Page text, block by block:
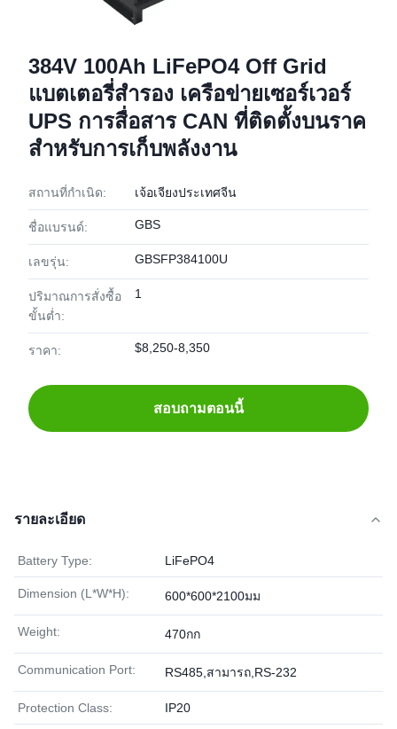
384V 100Ah LiFePO4 Off Grid
แบตเตอรี่สํารอง เครือข่ายเซอร์เวอร์
UPS การสื่อสาร CAN ที่ติดตั้งบนราค
สําหรับการเก็บพลังงาน
สถานที่กำเนิด: เจ้อเจียงประเทศจีน
ชื่อแบรนด์: GBS
เลขรุ่น: GBSFP384100U
ปริมาณการสั่งซื้อ
ขั้นต่ำ:
1
ราคา: $8,250-8,350
สอบถามตอนนี้
รายละเอียด
Battery Type: LiFePO4
Dimension (L*W*H): 600*600*2100มม
Weight: 470กก
Communication Port: RS485,สามารถ,RS-232
Protection Class: IP20